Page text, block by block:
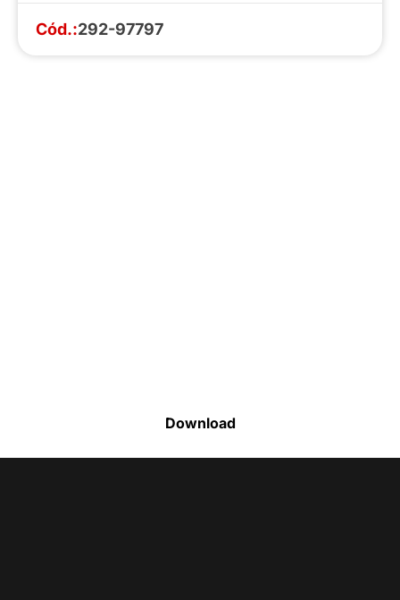
Cód.:292-97797
Download